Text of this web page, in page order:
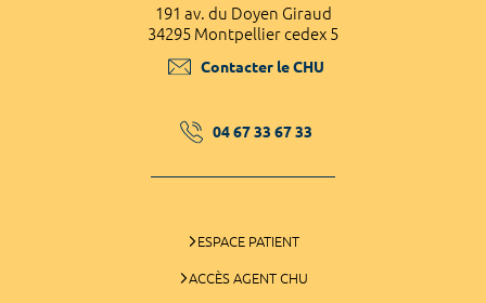
191 av. du Doyen Giraud
34295 Montpellier cedex 5
Contacter le CHU
04 67 33 67 33
ESPACE PATIENT
ACCÈS AGENT CHU